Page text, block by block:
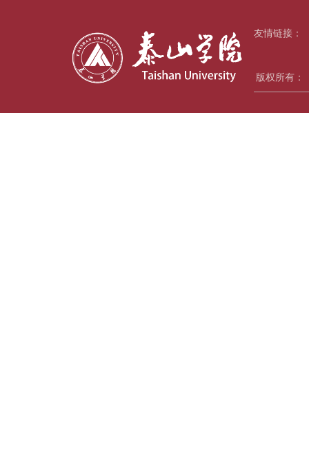
友情链接：
版权所有